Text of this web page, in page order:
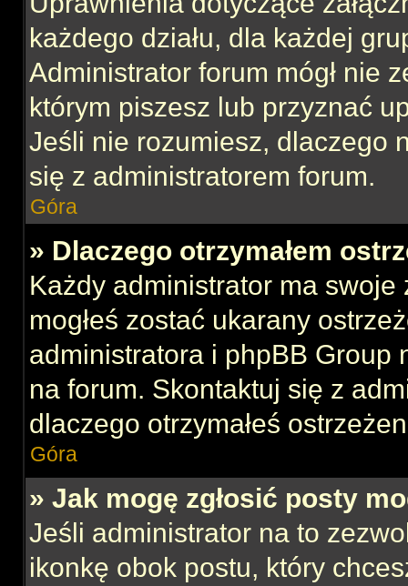
każdego działu, dla każdej
Administrator forum mógł nie
którym piszesz lub przyznać
Jeśli nie rozumiesz, dlaczego
się z administratorem forum.
Góra
» Dlaczego otrzymałem
Każdy administrator ma swoje
mogłeś zostać ukarany
administratora i phpBB Group
na forum. Skontaktuj się z
dlaczego otrzymałeś
Góra
» Jak mogę zgłosić posty
Jeśli administrator na to
ikonkę obok postu, który